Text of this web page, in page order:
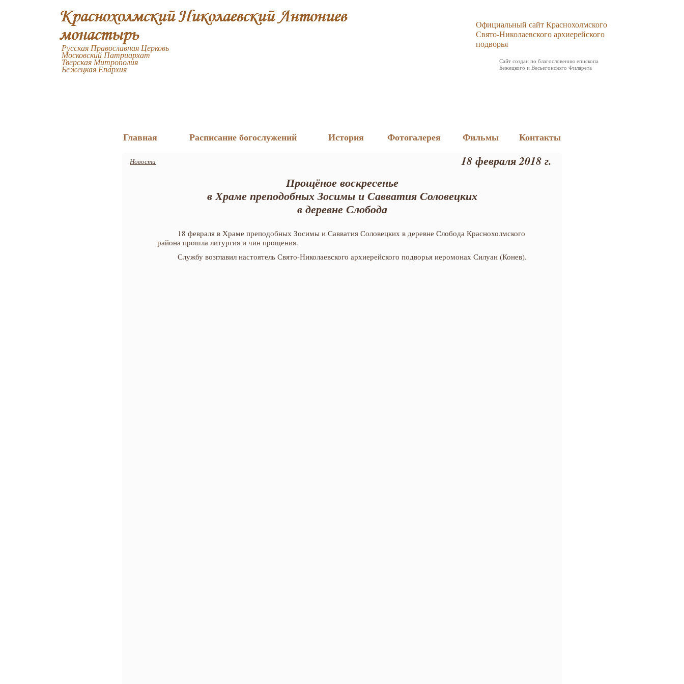
Официальный сайт Краснохолмского
Свято-Николаевского архиерейского
подворья
Сайт создан по благословению епископа
Бежецкого и Весьегонского Филарета
Русская Православная Церковь
Московский Патриархат
Тверская Митрополия
Бежецкая Епархия
Главная Расписание богослужений История Фотогалерея Фильмы Контакты
18 февраля 2018 г.
Прощёное воскресенье
в Храме преподобных Зосимы и Савватия Соловецких
в деревне Слобода
18 февраля в Храме преподобных Зосимы и Савватия Соловецких в деревне Слобода Краснохолмского
района прошла литургия и чин прощения.
Службу возглавил настоятель Свято-Николаевского архиерейского подворья иеромонах Силуан (Конев).
Новости